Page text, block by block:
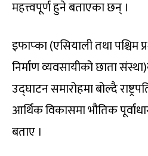
महत्त्वपूर्ण हुने बताएका छन् ।
इफाप्का (एसियाली तथा पश्चिम
निर्माण व्यवसायीको छाता
उद्घाटन समारोहमा बोल्दै
आर्थिक विकासमा भौतिक
बताए ।